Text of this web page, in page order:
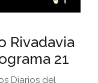
Rivadavia
21
Diarios del